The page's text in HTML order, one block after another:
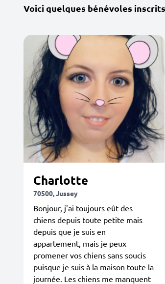
Voici quelques bénévoles
Charlotte
70500, Jussey
Bonjour, j'ai toujours eût des
chiens depuis toute petite mais
depuis que je suis en
appartement, mais je peux
promener vos chiens sans soucis
puisque je suis à la maison toute la
journée. Les chiens me manquent